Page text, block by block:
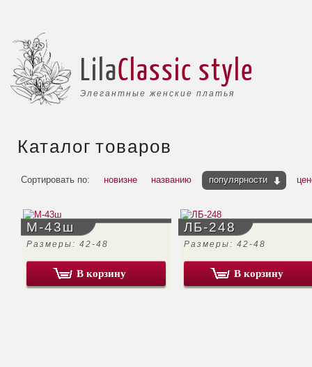
Элегантные женские платья
LilaClassic style
Каталог товаров
Сортировать по: новизне названию популярности
М-43ш
Размеры: 42-48
В корзину
ЛБ-248
Размеры: 42-48
В корзину